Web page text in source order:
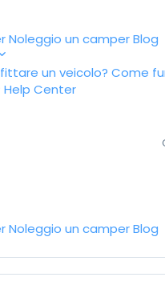
Noleggio un camperBlog
un veicolo? Come
Help Center
Noleggio un camperBlog